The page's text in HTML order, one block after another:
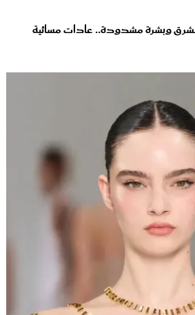
وبشرة مشدودة.. عادات مسائية